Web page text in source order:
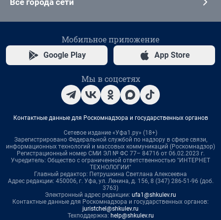
Все города сети
Мобильное приложение
Google Play App Store
Мы в соцсетях
Контактные данные для Роскомнадзора и государственных органов
Сетевое издание «Уфа1.ру» (18+)
Зарегистрировано Федеральной службой по надзору в сфере связи,
информационных технологий и массовых коммуникаций (Роскомнадзор)
Регистрационный номер СМИ ЭЛ № ФС 77– 84716 от 06.02.2023 г.
Учредитель: Общество с ограниченной ответственностью "ИНТЕРНЕТ
ТЕХНОЛОГИИ"
Главный редактор: Петрушкина Светлана Алексеевна
Адрес редакции: 450006, г. Уфа, ул. Ленина, д. 156, 8 (347) 286-51-96 (доб.
3763)
Электронный адрес редакции: ufa1@shkulev.ru
Контактные данные для Роскомнадзора и государственных органов:
juristchel@shkulev.ru
Техподдержка: help@shkulev.ru